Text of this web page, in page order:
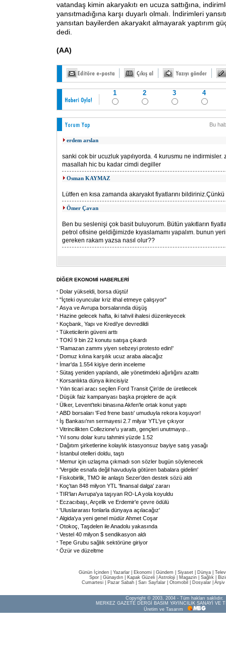
vatandaş kimin akaryakıtı en ucuza sattığına,
yansıtmadığına karşı duyarlı olmalı. İndirimleri
yansıtan bayilerden akaryakıt almayarak yaptırım
dedi.
(AA)
1 2 3 4
Bu
erdem arslan
sanki cok bir ucuzluk yapılıyorda. 4 kurusmu ne indirmisler.
masallah hic bu kadar cimdi degiller
Osman KAYMAZ
Lütfen en kısa zamanda akaryakıt fiyatlarını
Ömer Çavan
Ben bu seslenişi çok basit buluyorum. Bütün yakıtların
petrol ofisine geldiğimizde kıyaslamamı yapalım. bunun
gereken rakam yazsa nasıl olur??
DİĞER EKONOMİ HABERLERİ
Dolar yükseldi, borsa düştü!
"İçteki oyuncular kriz ithal etmeye çalışıyor"
Asya ve Avrupa borsalarında düşüş
Hazine gelecek hafta, iki tahvil ihalesi düzenleyecek
Koçbank, Yapı ve Kredi'ye devredildi
Tüketicilerin güveni arttı
TOKİ 9 bin 22 konutu satışa çıkardı
'Ramazan zammı yiyen sebzeyi protesto edin!'
Domuz kılına karşılık ucuz araba alacağız
İmar'da 1.554 kişiye derin inceleme
Sütaş yeniden yapılandı, aile yönetimdeki ağırlığını azalttı
Korsanlıkta dünya ikincisiyiz
Yılın ticari aracı seçilen Ford Transit Çin'de de üretilecek
Düşük faiz kampanyası başka projelere de açık
Ülker, Levent'teki binasına Akfen'le ortak konut yaptı
ABD borsaları 'Fed frene bastı' umuduyla rekora koşuyor!
İş Bankası'nın sermayesi 2.7 milyar YTL'ye çıkıyor
Vitrincilikten Collezione'u yarattı, gençleri unutmayıp...
Yıl sonu dolar kuru tahmini yüzde 1.52
Dağıtım şirketlerine kolaylık istasyonsuz bayiye satış yasağı
İstanbul otelleri doldu, taştı
Memur için uzlaşma çıkmadı son sözler bugün söylenecek
'Vergide esnafa değil havuduyla götüren babalara gidelim'
Fiskobirlik, TMO ile anlaştı Sezer'den destek sözü aldı
Koç'tan 848 milyon YTL 'finansal dalga' zararı
TIR'ları Avrupa'ya taşıyan RO-LA yola koyuldu
Eczacıbaşı, Arçelik ve Erdemir'e çevre ödülü
'Uluslararası fonlarla dünyaya açılacağız'
Algida'ya yeni genel müdür Ahmet Coşar
Otokoç, Taşdelen ile Anadolu yakasında
Vestel 40 milyon $ sendikasyon aldı
Tepe Grubu sağlık sektörüne giriyor
Özür ve düzeltme
Günün İçinden Yazarlar Ekonomi Gündem Siyaset Dünya |
Spor
Günaydın Kapak Güzeli Astroloji Magazin Sağlık
Cumartesi
Pazar Sabah Sarı Sayfalar Otomobil Dosyalar Arşiv
Copyright © 2003, 2004 - Tüm hakları saklıdır.
MERKEZ GAZETE DERGİ BASIM YAYINCILIK SANAYİ VE
Üretim ve Tasarım